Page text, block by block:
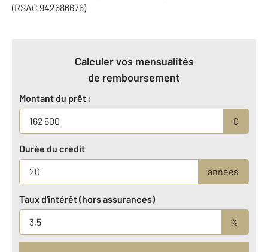
(RSAC 942686676)
Calculer vos mensualités
de remboursement
Montant du prêt :
€
Durée du crédit
années
Taux d'intérêt (hors assurances)
%